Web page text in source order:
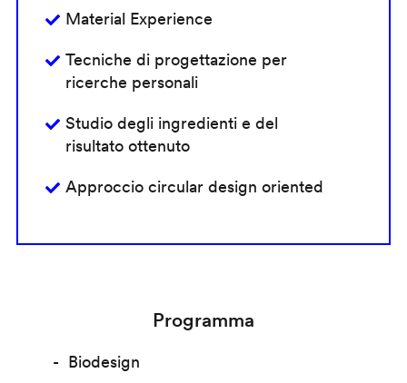
Material Experience
Tecniche di progettazione per
ricerche personali
Studio degli ingredienti e del
risultato ottenuto
Approccio circular design oriented
Programma
Biodesign